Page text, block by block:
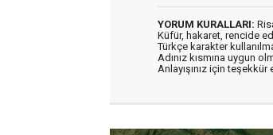
YORUM KURALLARI:
Küfür, hakaret, rencide
Türkçe karakter
Adınız kısmına uygun
Anlayışınız için teşekkür